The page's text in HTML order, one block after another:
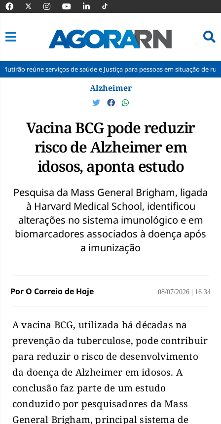
serviços de saúde e Justiça para pessoas em situação de rua em Natal
Alzheimer
Vacina BCG pode reduzir
risco de Alzheimer em
idosos, aponta estudo
Pesquisa da Mass General Brigham, ligada
à Harvard Medical School, identificou
alterações no sistema imunológico e em
biomarcadores associados à doença após
a imunização
Por O Correio de Hoje 08/07/2026 16:34
A vacina BCG, utilizada há décadas na
prevenção da tuberculose, pode contribuir
para reduzir o risco de desenvolvimento
da doença de Alzheimer em idosos. A
conclusão faz parte de um estudo
conduzido por pesquisadores da Mass
General Brigham, principal sistema de